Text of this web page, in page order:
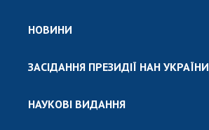
НОВИНИ
ЗАСІДАННЯ ПРЕЗИДІЇ НАН УКРАЇНИ
НАУКОВІ ВИДАННЯ